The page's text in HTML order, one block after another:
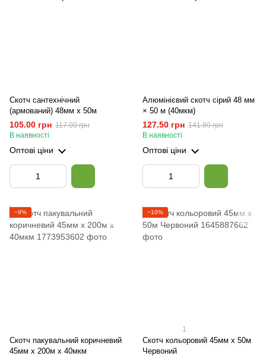
Скотч сантехнічний
(армований) 48мм х 50м
105.00 грн 117.00 грн
В наявності
Оптові ціни
Алюмінієвий скотч сірий 48 мм
× 50 м (40мкм)
127.50 грн 141.80 грн
В наявності
Оптові ціни
−9%
Скотч пакувальний коричневий
45мм х 200м х 40мкм
−10%
1
Скотч кольоровий 45мм х 50м
Червоний